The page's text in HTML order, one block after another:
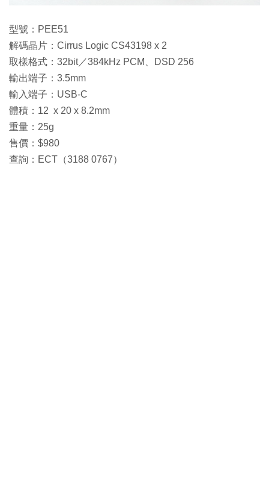
型號：PEE51
解碼晶片：Cirrus Logic CS43198 x 2
取樣格式：32bit／384kHz PCM、DSD 256
輸出端子：3.5mm
輸入端子：USB-C
體積：12 x 20 x 8.2mm
重量：25g
售價：$980
查詢：ECT（3188 0767）